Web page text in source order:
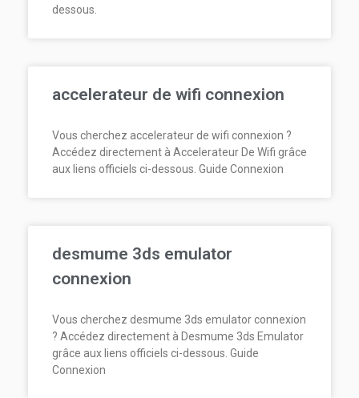
dessous.
accelerateur de wifi connexion
Vous cherchez accelerateur de wifi connexion ?
Accédez directement à Accelerateur De Wifi grâce
aux liens officiels ci-dessous. Guide Connexion
desmume 3ds emulator
connexion
Vous cherchez desmume 3ds emulator connexion
? Accédez directement à Desmume 3ds Emulator
grâce aux liens officiels ci-dessous. Guide
Connexion